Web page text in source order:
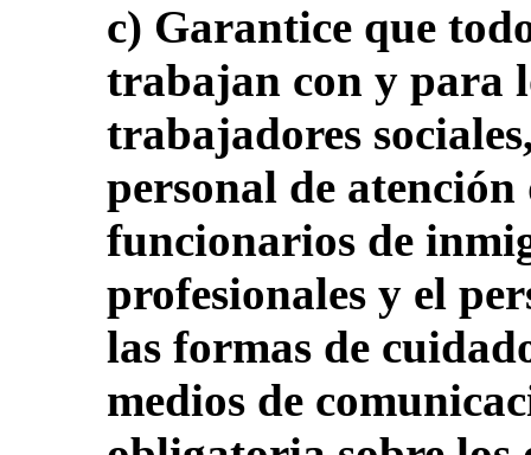
c) Garantice que
trabajan con y para
trabajadores
personal de atención
funcionarios de
profesionales y el
las formas de
medios de